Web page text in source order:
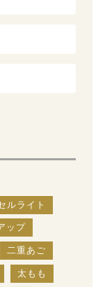
ルライト
ップ
二重あご
太もも